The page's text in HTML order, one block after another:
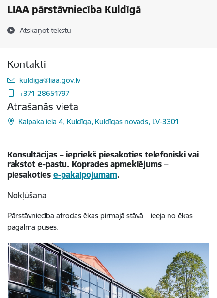
LIAA pārstāvniecība Kuldīgā
Atskaņot tekstu
Kontakti
E-pasts:
kuldiga@liaa.gov.lv
+371 28651797
Atrašanās vieta
Kalpaka iela 4, Kuldīga, Kuldīgas novads, LV-3301
Konsultācijas – iepriekš piesakoties telefoniski vai
rakstot e-pastu. Koprades apmeklējums –
piesakoties e-pakalpojumam.
Nokļūšana
Pārstāvniecība atrodas ēkas pirmajā stāvā –ieeja no ēkas
pagalma puses.